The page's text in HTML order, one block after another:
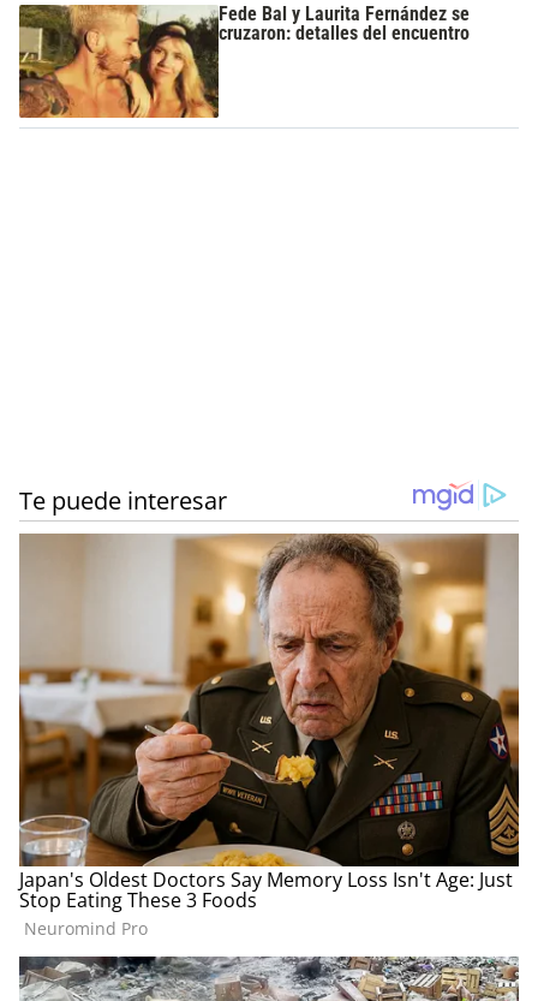
Fede Bal y Laurita Fernández se
cruzaron: detalles del encuentro